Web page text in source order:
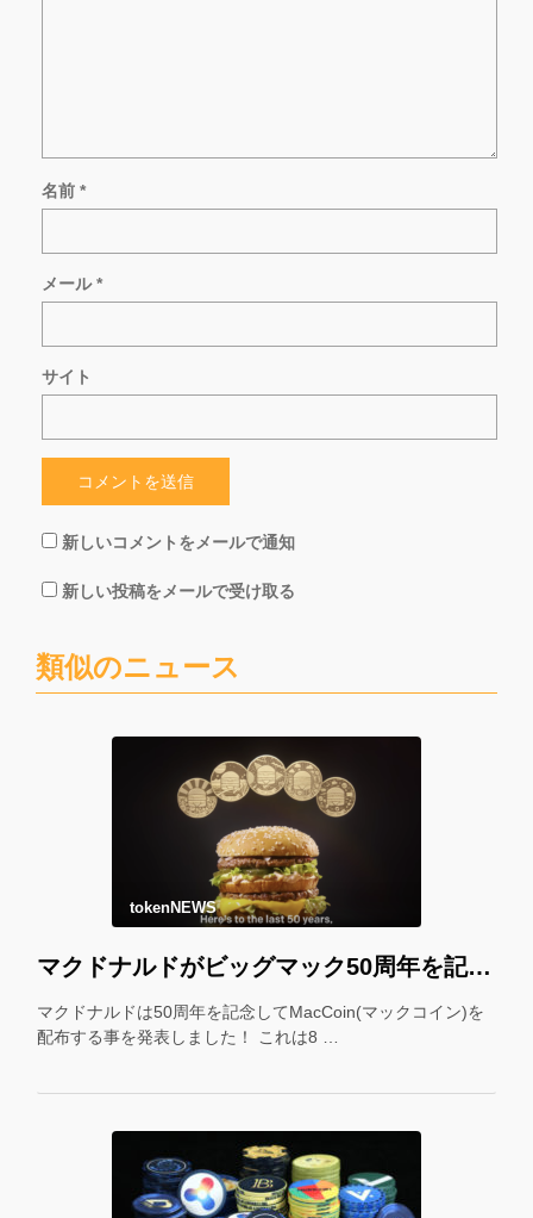
名前 *
メール*
サイト
新しいコメントをメールで通知
新しい投稿をメールで受け取る
類似のニュース
tokenNEWS
マクドナルドがビッグマック50周年を記念して「マックコイン」を配布！＊
マクドナルドは50周年を記念してMacCoin(マックコイン)を
配布する事を発表しました！ これは8 …